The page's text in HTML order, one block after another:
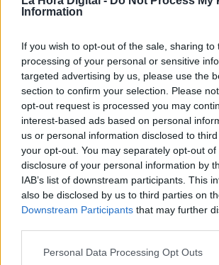
Information
If you wish to opt-out of the sale, sharing to
processing of your personal or sensitive
targeted advertising by us, please use the
section to confirm your selection. Please
opt-out request is processed you may
interest-based ads based on personal
us or personal information disclosed to
your opt-out. You may separately opt-out
disclosure of your personal information by
IAB’s list of downstream participants. This
also be disclosed by us to third parties on
Downstream Participants that may further
Personal Data Processing Opt Outs
El diputado ultraderechista Iván Espinosa de los
del pasado sábado en Madrid. Foto Juan Almansa
La manifestación policial
Madrid abrazada por la
Gobierno
Entre las reivindicaciones de la marcha
'medias verdades' y omisiones al texto
Ejecutivo
PorJuan Almansa
lunes, 29 de noviembre de 2021